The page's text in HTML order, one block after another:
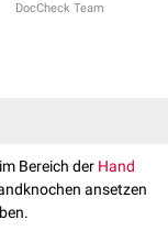
DocCheck Team
Bereich der Hand
ansetzen